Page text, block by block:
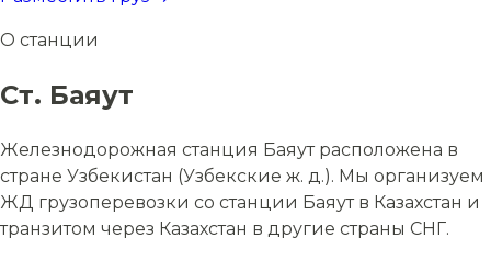
О станции
Ст. Баяут
Железнодорожная станция Баяут расположена в
стране Узбекистан (Узбекские ж. д.). Мы организуем
ЖД грузоперевозки со станции Баяут в Казахстан и
транзитом через Казахстан в другие страны СНГ.